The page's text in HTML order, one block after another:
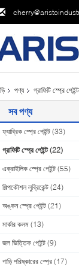
পণ্য গ্রাফিটি স্প্রে পেইন্ট
সব পণ্য
ফ্যাব্রিক স্প্রে পেইন্ট (33)
গ্রাফিটি স্প্রে পেইন্ট (22)
এক্রাইলিক স্প্রে পেইন্ট (55)
শিল্পকৌশল লুব্রিকেন্ট (24)
অঙ্কন স্প্রে পেইন্ট (21)
মার্কার কলম (13)
জল ভিত্তিক পেইন্ট (9)
গাড়ি পরিষ্কারের স্প্রে (17)